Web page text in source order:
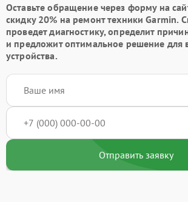
Оставьте обращение через форму на
скидку 20% на ремонт техники Garmin.
проведет диагностику, определит
и предложит оптимальное решение для
устройства.
Отправить заявку